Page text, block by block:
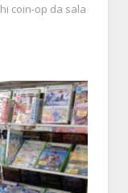
coin-op da sala